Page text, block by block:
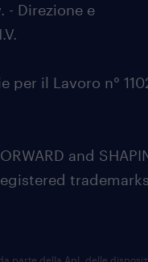
- Direzione e
per il Lavoro n°
and